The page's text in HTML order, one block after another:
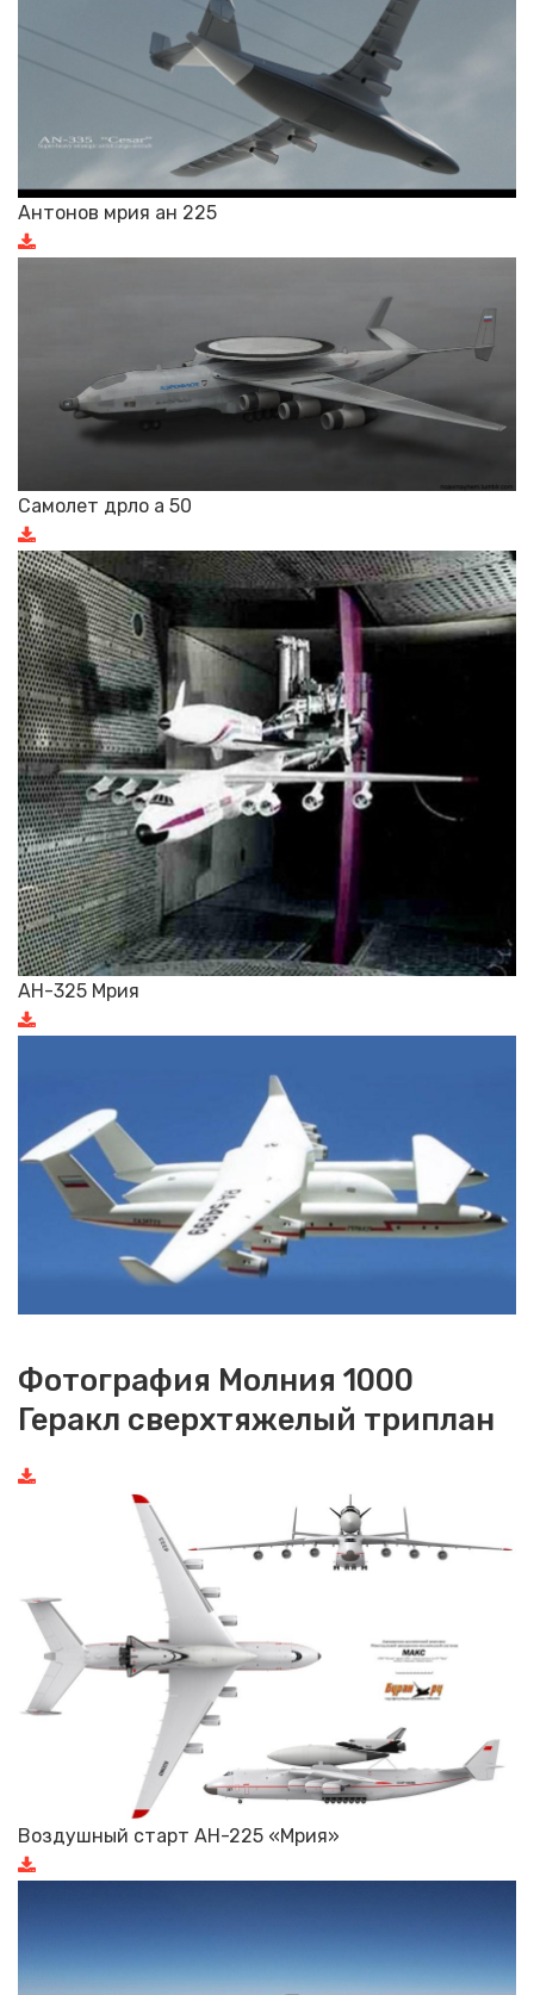
Антонов мрия ан 225
Самолет дрло а 50
АН-325 Мрия
Фотография Молния 1000
Геракл сверхтяжелый триплан
Воздушный старт АН-225 «Мрия»